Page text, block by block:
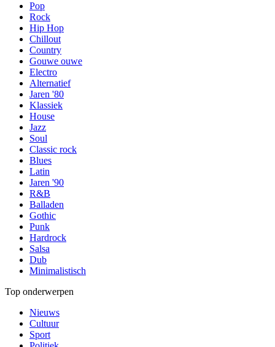
Pop
Rock
Hip Hop
Chillout
Country
Gouwe ouwe
Electro
Alternatief
Jaren '80
Klassiek
House
Jazz
Soul
Classic rock
Blues
Latin
Jaren '90
R&B
Balladen
Gothic
Punk
Hardrock
Salsa
Dub
Minimalistisch
Top onderwerpen
Nieuws
Cultuur
Sport